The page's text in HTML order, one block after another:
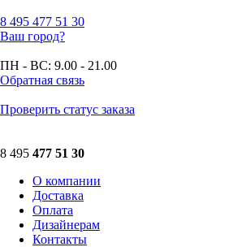
8 495 477 51 30
Ваш город?
ПН - ВС: 9.00 - 21.00
Обратная связь
Проверить статус заказа
8 495 477 51 30
О компании
Доставка
Оплата
Дизайнерам
Контакты